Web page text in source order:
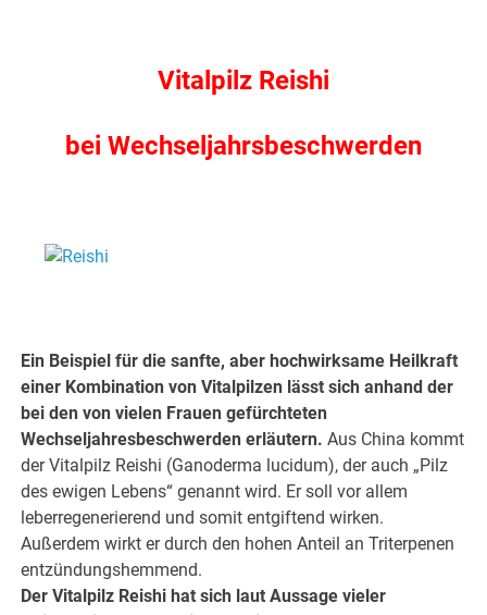
Vitalpilz Reishi
bei Wechseljahrsbeschwerden
Ein Beispiel für die sanfte, aber hochwirksame Heilkraft
einer Kombination von Vitalpilzen lässt sich anhand der
bei den von vielen Frauen gefürchteten
Wechseljahresbeschwerden erläutern. Aus China kommt
der Vitalpilz Reishi (Ganoderma lucidum), der auch „Pilz
des ewigen Lebens“ genannt wird. Er soll vor allem
leberregenerierend und somit entgiftend wirken.
Außerdem wirkt er durch den hohen Anteil an Triterpenen
entzündungshemmend.
Der Vitalpilz Reishi hat sich laut Aussage vieler